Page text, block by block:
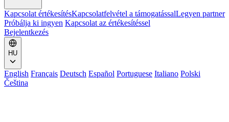
Kapcsolat értékesítésKapcsolatfelvétel a támogatássalLegyen partner
Próbálja ki ingyen Kapcsolat az értékesítéssel
Bejelentkezés
HU
English Français Deutsch Español Portuguese Italiano Polski
Čeština